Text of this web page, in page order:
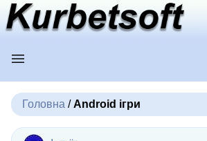
Головна /Android ігри